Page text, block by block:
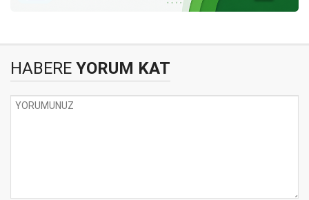
HABERE YORUM KAT